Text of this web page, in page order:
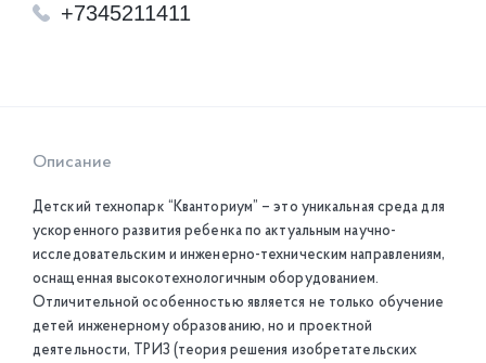
+7345211411
Описание
Детский технопарк “Кванториум” – это уникальная среда для
ускоренного развития ребенка по актуальным научно-
исследовательским и инженерно-техническим направлениям,
оснащенная высокотехнологичным оборудованием.
Отличительной особенностью является не только обучение
детей инженерному образованию, но и проектной
деятельности, ТРИЗ (теория решения изобретательских